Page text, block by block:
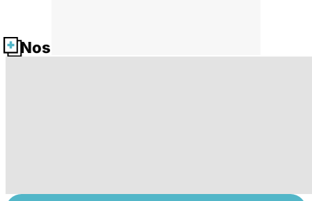
Nos fiches santé